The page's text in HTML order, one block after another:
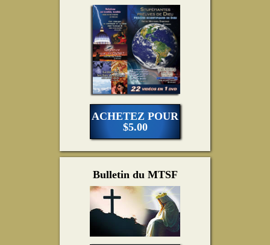
ACHETEZ POUR
$5.00
Bulletin du MTSF